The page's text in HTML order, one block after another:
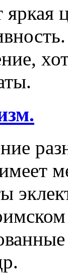
яркая